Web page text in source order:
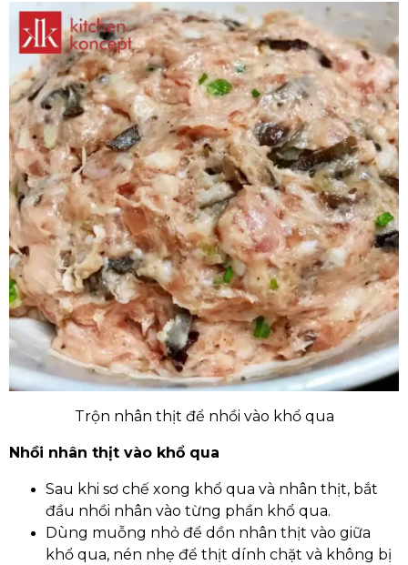
Trộn nhân thịt để nhồi vào khổ qua
Nhồi nhân thịt vào khổ qua
Sau khi sơ chế xong khổ qua và nhân thịt, bắt
đầu nhồi nhân vào từng phần khổ qua.
Dùng muỗng nhỏ để dồn nhân thịt vào giữa
khổ qua, nén nhẹ để thịt dính chặt và không bị